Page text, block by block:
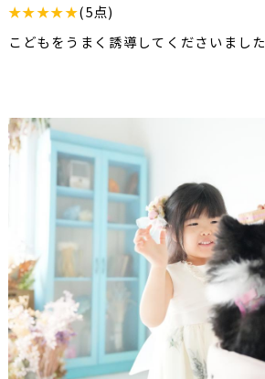
★★★★★(5点)
こどもをうまく誘導してくださいました